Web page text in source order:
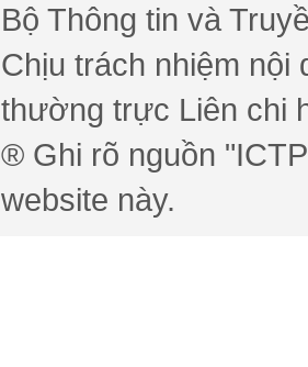
Bộ Thông tin và
Chịu trách nhiệm nội
thường trực Liên chi
® Ghi rõ nguồn
website này.